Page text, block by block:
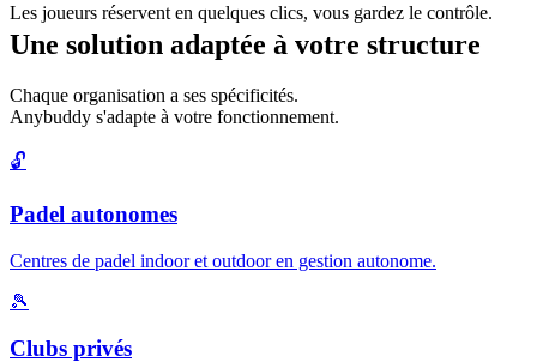
Les joueurs réservent en quelques clics, vous gardez le contrôle.
Une solution adaptée à votre structure
Chaque organisation a ses spécificités.
Anybuddy s'adapte à votre fonctionnement.
🔓
Padel autonomes
Centres de padel indoor et outdoor en gestion autonome.
🎾
Clubs privés